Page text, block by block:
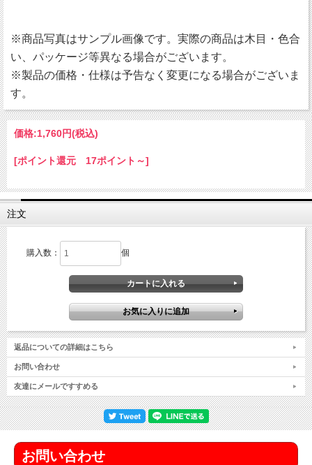
※商品写真はサンプル画像です。実際の商品は木目・色合
い、パッケージ等異なる場合がございます。
※製品の価格・仕様は予告なく変更になる場合がございま
す。
価格:1,760円(税込)
[ポイント還元 17ポイント～]
注文
購入数： 個
返品についての詳細はこちら
お問い合わせ
友達にメールですすめる
お問い合わせ